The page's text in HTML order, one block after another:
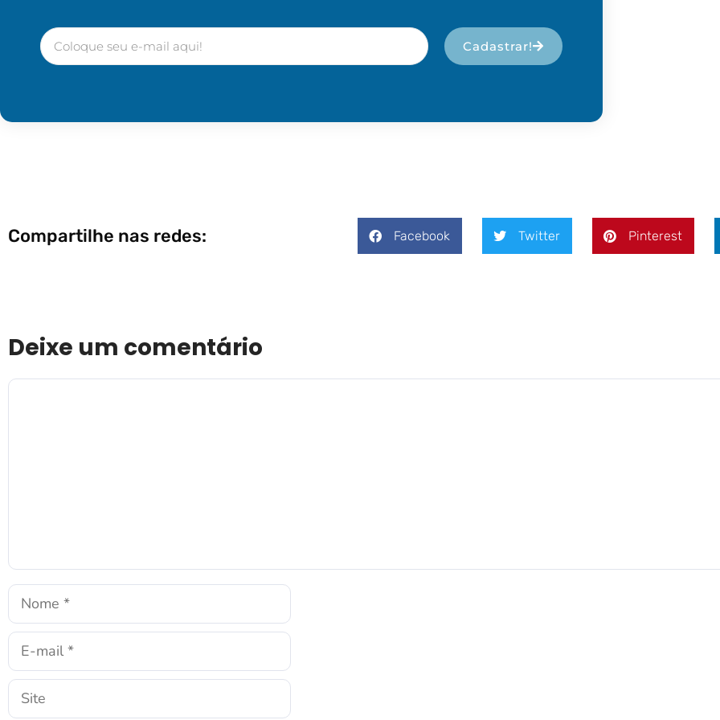
Cadastrar!
Compartilhe nas redes: Facebook Twitter Pinterest
Deixe um comentário